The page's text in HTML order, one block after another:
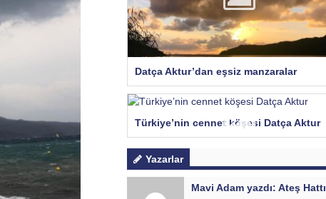
Datça Aktur’dan eşsiz manzaralar
Türkiye’nin cennet köşesi Datça Aktur
Yazarlar
Mavi Adam yazdı: Ateş Hattı